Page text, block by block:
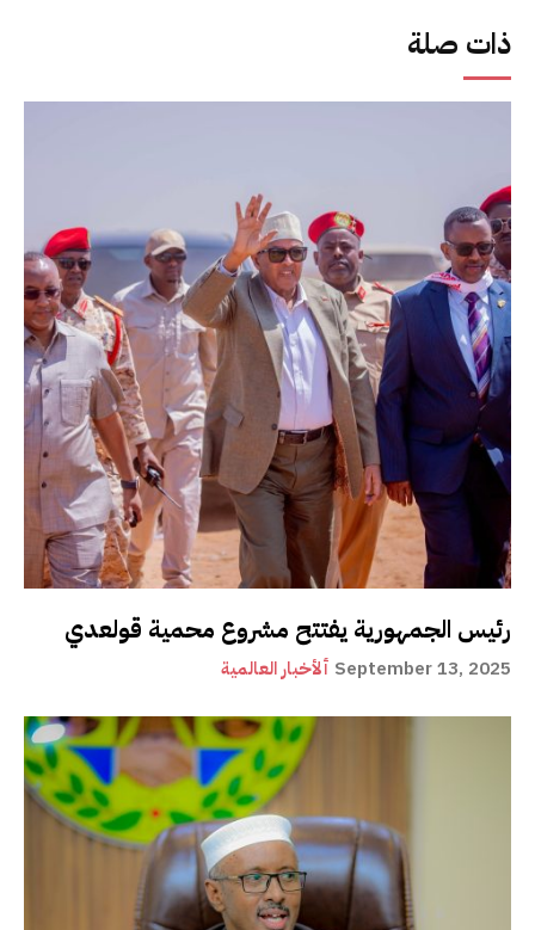
ذات صلة
رئيس الجمهورية يفتتح مشروع محمية قولعدي
ألأخبار العالمية September 13, 2025